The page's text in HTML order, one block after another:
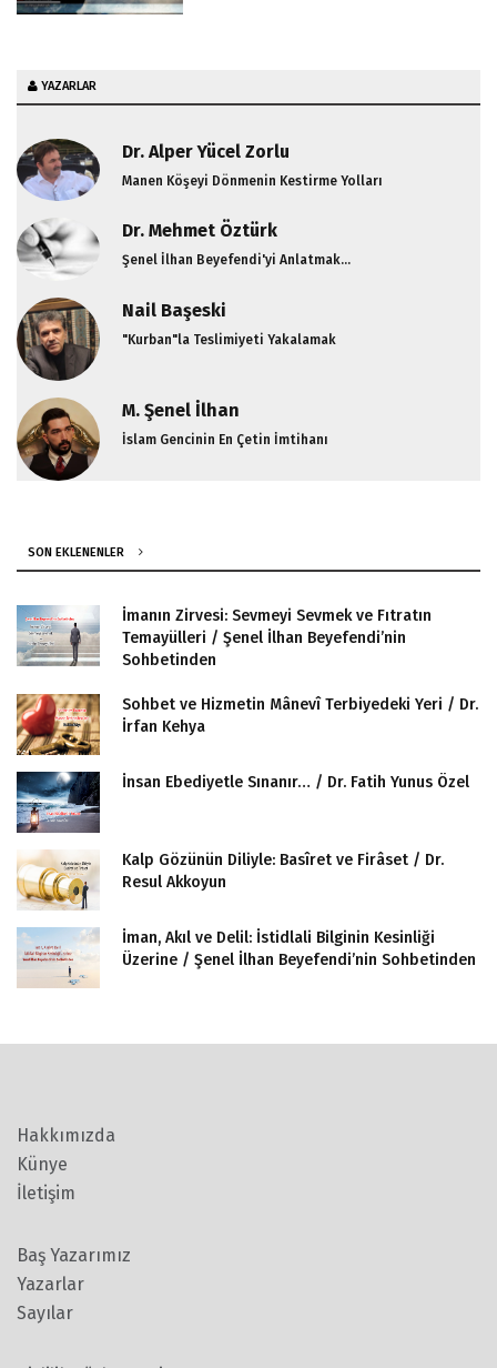
YAZARLAR
Dr. Alper Yücel Zorlu
Manen Köşeyi Dönmenin Kestirme Yolları
Dr. Mehmet Öztürk
Şenel İlhan Beyefendi'yi Anlatmak...
Nail Başeski
"Kurban"la Teslimiyeti Yakalamak
M. Şenel İlhan
İslam Gencinin En Çetin İmtihanı
SON EKLENENLER
İmanın Zirvesi: Sevmeyi Sevmek ve Fıtratın
Temayülleri / Şenel İlhan Beyefendi’nin
Sohbetinden
Sohbet ve Hizmetin Mânevî Terbiyedeki Yeri / Dr.
İrfan Kehya
İnsan Ebediyetle Sınanır… / Dr. Fatih Yunus Özel
Kalp Gözünün Diliyle: Basîret ve Firâset / Dr.
Resul Akkoyun
İman, Akıl ve Delil: İstidlali Bilginin Kesinliği
Üzerine / Şenel İlhan Beyefendi’nin Sohbetinden
Hakkımızda
Künye
İletişim
Baş Yazarımız
Yazarlar
Sayılar